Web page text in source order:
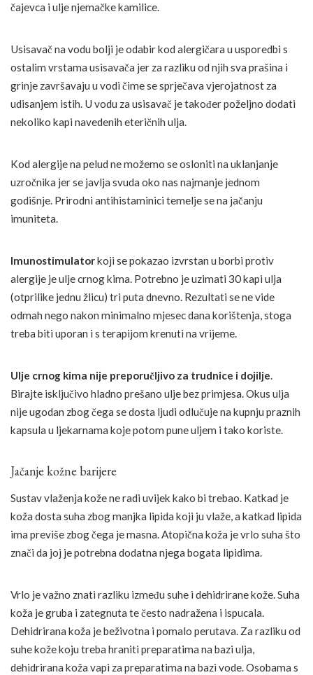
čajevca i ulje njemačke kamilice.
Usisavač na vodu bolji je odabir kod alergičara u usporedbi s
ostalim vrstama usisavača jer za razliku od njih sva prašina i
grinje završavaju u vodi čime se sprječava vjerojatnost za
udisanjem istih. U vodu za usisavač je također poželjno dodati
nekoliko kapi navedenih eteričnih ulja.
Kod alergije na pelud ne možemo se osloniti na uklanjanje
uzročnika jer se javlja svuda oko nas najmanje jednom
godišnje. Prirodni antihistaminici temelje se na jačanju
imuniteta.
Imunostimulatorkoji se pokazao izvrstan u borbi protiv
alergije je ulje crnog kima. Potrebno je uzimati 30 kapi ulja
(otprilike jednu žlicu) tri puta dnevno. Rezultati se ne vide
odmah nego nakon minimalno mjesec dana korištenja, stoga
treba biti uporan i s terapijom krenuti na vrijeme.
Ulje crnog kima nije preporučljivo za trudnice i dojilje.
Birajte isključivo hladno prešano ulje bez primjesa. Okus ulja
nije ugodan zbog čega se dosta ljudi odlučuje na kupnju praznih
kapsula u ljekarnama koje potom pune uljem i tako koriste.
Jačanje kožne barijere
Sustav vlaženja kože ne radi uvijek kako bi trebao. Katkad je
koža dosta suha zbog manjka lipida koji ju vlaže, a katkad lipida
ima previše zbog čega je masna. Atopična koža je vrlo suha što
znači da joj je potrebna dodatna njega bogata lipidima.
Vrlo je važno znati razliku između suhe i dehidrirane kože. Suha
koža je gruba i zategnuta te često nadražena i ispucala.
Dehidrirana koža je beživotna i pomalo perutava. Za razliku od
suhe kože koju treba hraniti preparatima na bazi ulja,
dehidrirana koža vapi za preparatima na bazi vode. Osobama s